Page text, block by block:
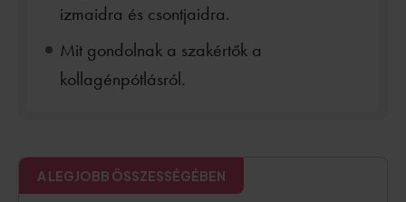
izmaidra és csontjaidra.
Mit gondolnak a szakértők a
kollagénpótlásról.
A LEGJOBB ÖSSZESSÉGÉBEN